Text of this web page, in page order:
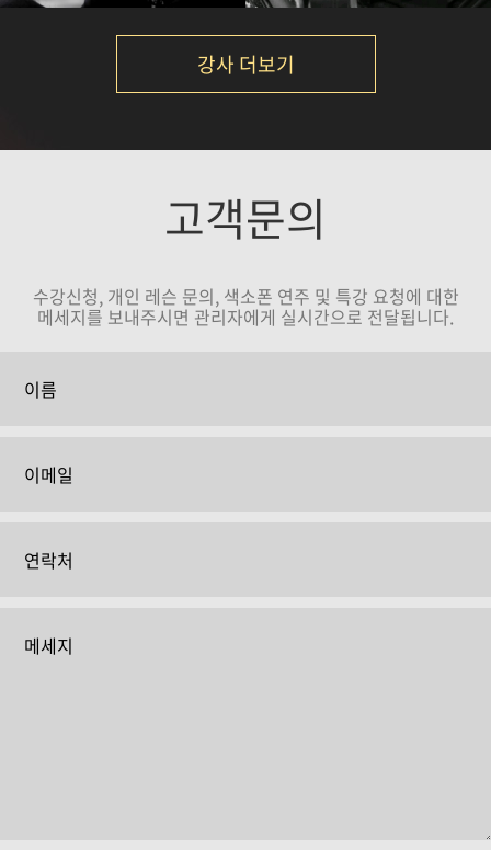
강사 더보기
고객문의
수강신청, 개인 레슨 문의, 색소폰 연주 및 특강 요청에 대한
메세지를 보내주시면 관리자에게 실시간으로 전달됩니다.